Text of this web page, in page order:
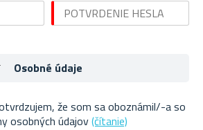
Osobné údaje
že som sa oboznámil/-a so
osobných údajov(čítanie)